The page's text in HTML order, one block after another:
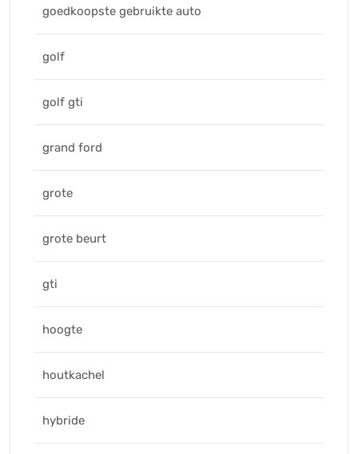
goedkoopste gebruikte auto
golf
golf gti
grand ford
grote
grote beurt
gti
hoogte
houtkachel
hybride